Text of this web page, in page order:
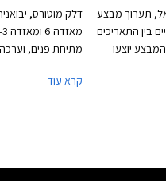
תערוך מבצע
בין התאריכים
במהלך המבצע יוצעו
מימון
דלק מוטורס,
מתיחת פנים, וערכה
מדברת על שינוי
קרא עוד